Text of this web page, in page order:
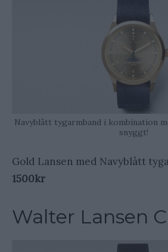
Navyblått tygarmband i kombination
snyggt!
Gold Lansen med Navyblått
1500kr
Walter Lansen